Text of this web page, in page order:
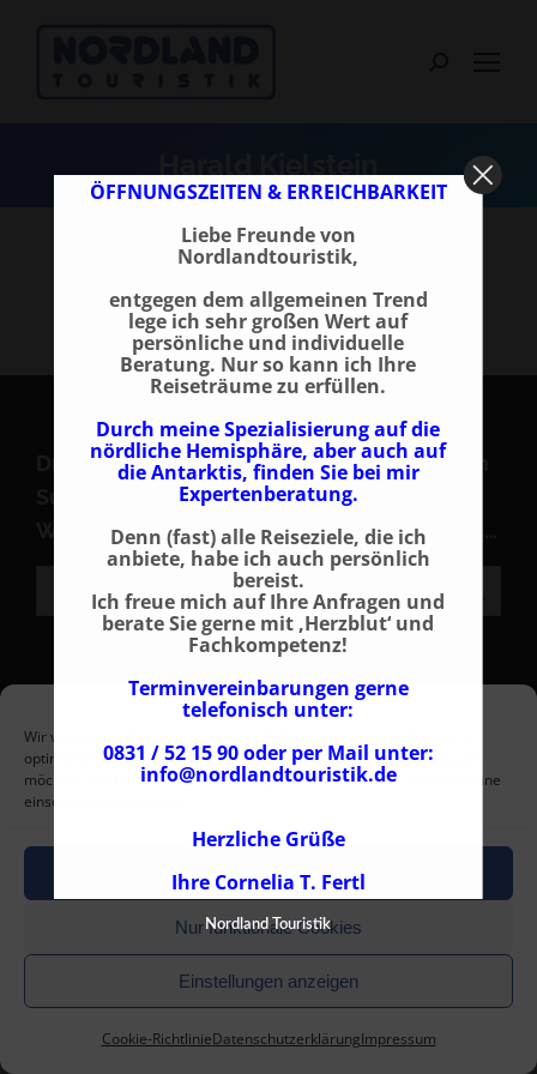
Wir verwenden Cookies, um unsere Website und unseren Service zu
optimieren. Hier können Sie auswählen, welche Cookies Sie zulassen
möchten. Sie können diese Auswahl jederzeit unter der Cookie-Richtline
einsehen und abändern.
Cookies akzeptieren
Nur funktionale Cookies
Einstellungen anzeigen
Cookie-RichtlinieDatenschutzerklärungImpressum
Durchsuchen Sie unsere Reisen nach einem
Suchbegriff! z. B. Nordlichter, Silvester,
Weihnachten, Schiffsreisen, Snowmobil etc…
NPT Norway ProTravel GmbH 2004 - 2026 |Leografix - Grafik
Impressum - AGB - Datenschutz - Cookie-Richtlinie
ÖFFNUNGSZEITEN & ERREICHBARKEIT
Liebe Freunde von
Nordlandtouristik,
entgegen dem allgemeinen Trend
lege ich sehr großen Wert auf
persönliche und individuelle
Beratung. Nur so kann ich Ihre
Reiseträume zu erfüllen.
Durch meine Spezialisierung auf die
nördliche Hemisphäre, aber auch auf
die Antarktis, finden Sie bei mir
Expertenberatung.
Denn (fast) alle Reiseziele, die ich
anbiete, habe ich auch persönlich
bereist.
Ich freue mich auf Ihre Anfragen und
berate Sie gerne mit ‚Herzblut‘ und
Fachkompetenz!
Terminvereinbarungen gerne
telefonisch unter:
0831 / 52 15 90 oder per Mail unter:
info@nordlandtouristik.de
Herzliche Grüße
Ihre Cornelia T. Fertl
Nordland Touristik